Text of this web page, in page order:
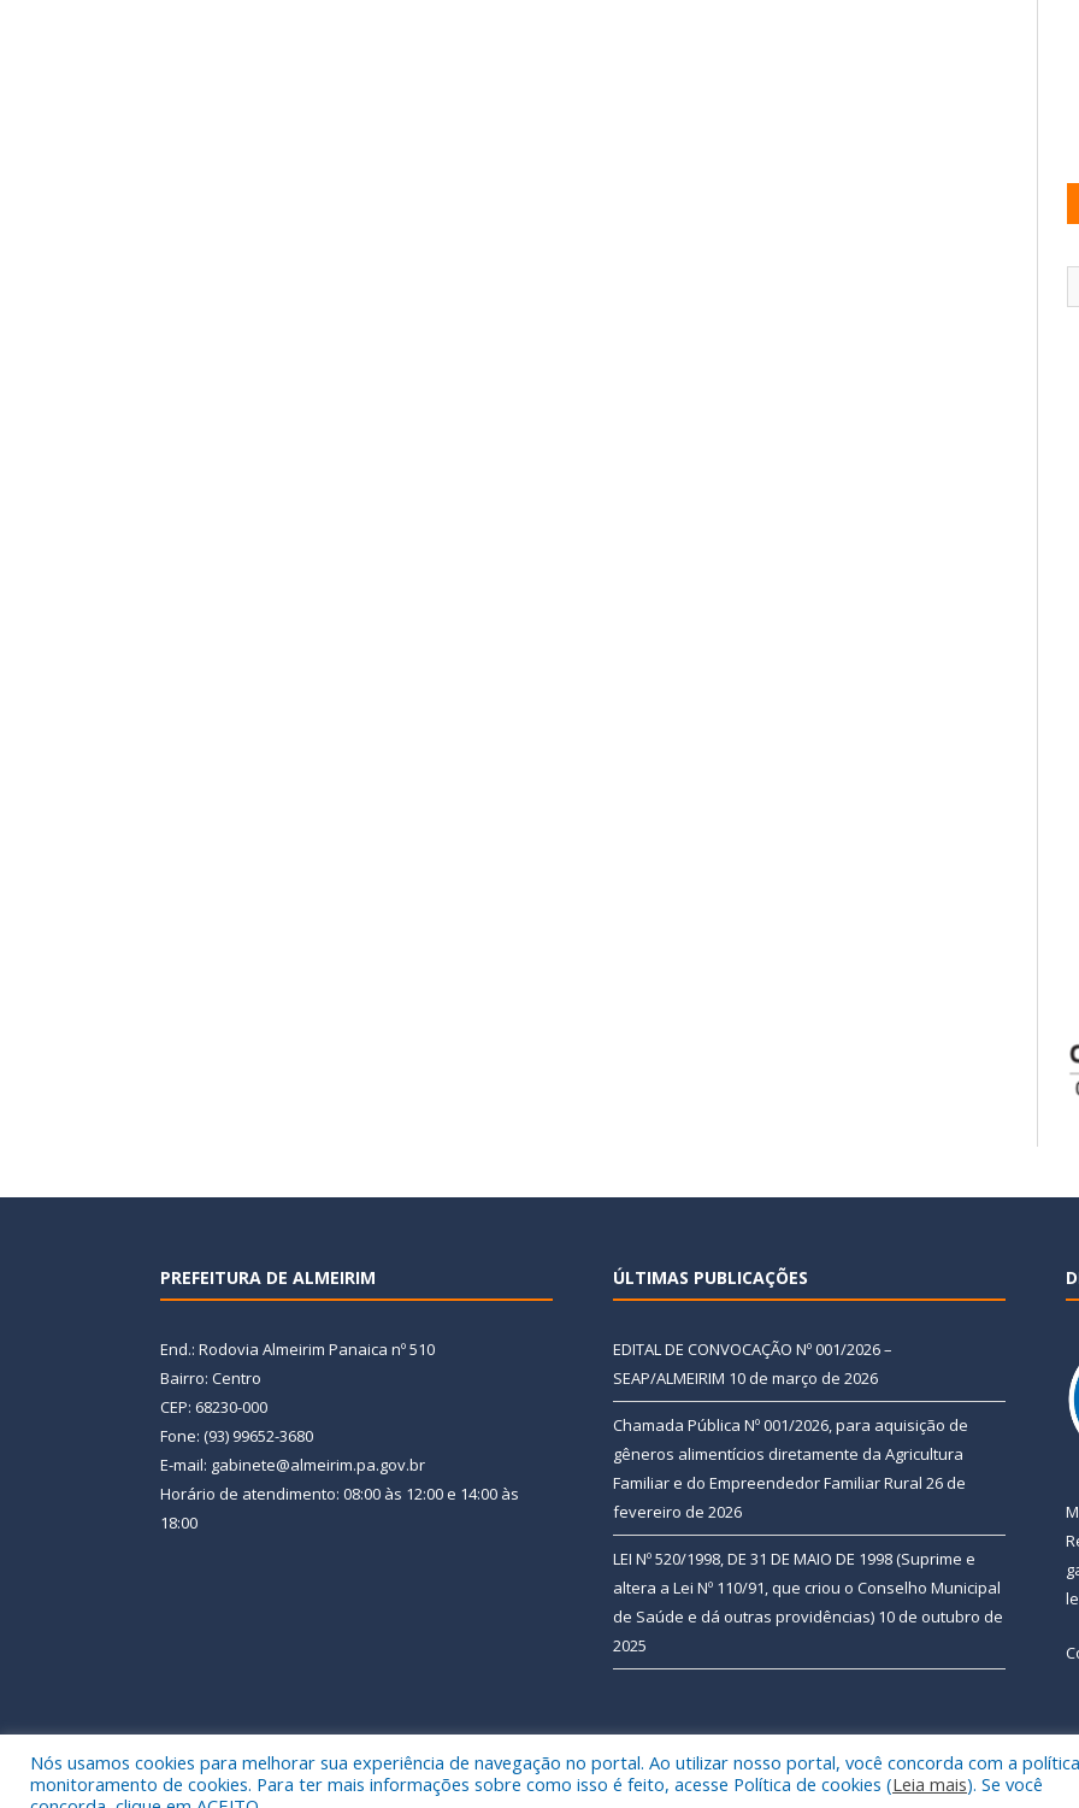
PREFEITURA DE ALMEIRIM
End.: Rodovia Almeirim Panaica nº 510
Bairro: Centro
CEP: 68230-000
Fone: (93) 99652-3680
E-mail: gabinete@almeirim.pa.gov.br
Horário de atendimento: 08:00 às 12:00 e 14:00 às
18:00
ÚLTIMAS PUBLICAÇÕES
EDITAL DE CONVOCAÇÃO Nº 001/2026 –
SEAP/ALMEIRIM 10 de março de 2026
Chamada Pública Nº 001/2026, para aquisição de
gêneros alimentícios diretamente da Agricultura
Familiar e do Empreendedor Familiar Rural 26 de
fevereiro de 2026
LEI Nº 520/1998, DE 31 DE MAIO DE 1998 (Suprime e
altera a Lei Nº 110/91, que criou o Conselho Municipal
de Saúde e dá outras providências) 10 de outubro de
2025
Todos os direitos reservados a Prefeitura Municipal de Almeirim. Mapa do Site
Nós usamos cookies para melhorar sua experiência de navegação no portal. Ao utilizar nosso portal, você concorda com a
monitoramento de cookies. Para ter mais informações sobre como isso é feito, acesse Política de cookies (Leia mais). Se você